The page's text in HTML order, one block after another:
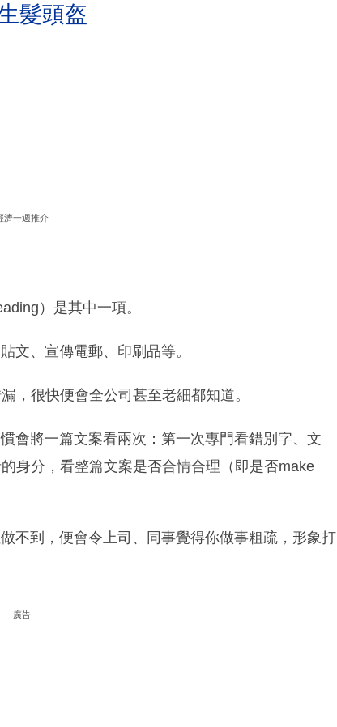
髮頭盔
濟一週推介
）是其中一項。
文、宣傳電郵、印刷品等。
，很快便會全公司甚至老細都知道。
會將一篇文案看兩次：第一次專門看錯別字、文
身分，看整篇文案是否合情合理（即是否make
不到，便會令上司、同事覺得你做事粗疏，形象打
廣告